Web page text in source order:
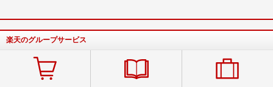
楽天のグループサービス